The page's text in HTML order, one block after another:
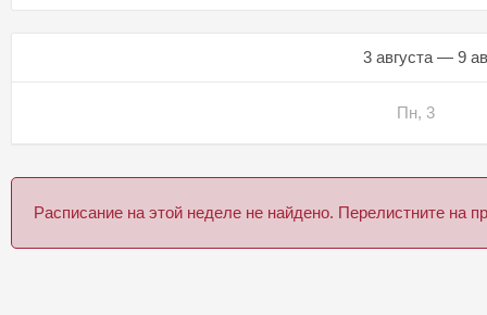
3 августа — 9
Пн, 3
Расписание на этой неделе не найдено. Перелистните